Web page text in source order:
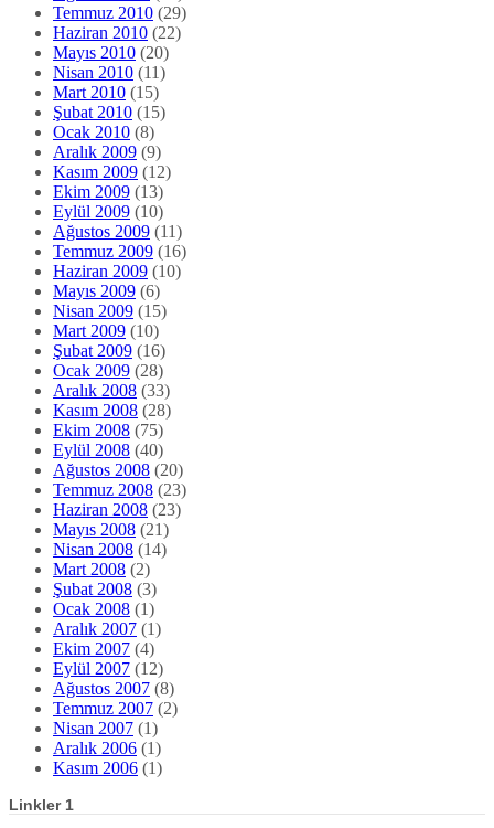
Temmuz 2010 (29)
Haziran 2010 (22)
Mayıs 2010 (20)
Nisan 2010 (11)
Mart 2010 (15)
Şubat 2010 (15)
Ocak 2010 (8)
Aralık 2009 (9)
Kasım 2009 (12)
Ekim 2009 (13)
Eylül 2009 (10)
Ağustos 2009 (11)
Temmuz 2009 (16)
Haziran 2009 (10)
Mayıs 2009 (6)
Nisan 2009 (15)
Mart 2009 (10)
Şubat 2009 (16)
Ocak 2009 (28)
Aralık 2008 (33)
Kasım 2008 (28)
Ekim 2008 (75)
Eylül 2008 (40)
Ağustos 2008 (20)
Temmuz 2008 (23)
Haziran 2008 (23)
Mayıs 2008 (21)
Nisan 2008 (14)
Mart 2008 (2)
Şubat 2008 (3)
Ocak 2008 (1)
Aralık 2007 (1)
Ekim 2007 (4)
Eylül 2007 (12)
Ağustos 2007 (8)
Temmuz 2007 (2)
Nisan 2007 (1)
Aralık 2006 (1)
Kasım 2006 (1)
Linkler 1